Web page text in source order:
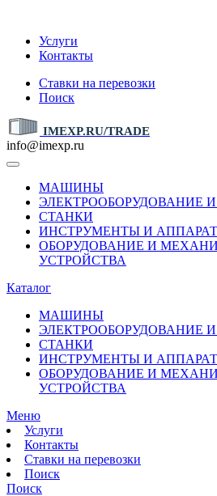
Услуги
Контакты
Ставки на перевозки
Поиск
IMEXP.RU/TRADE
info@imexp.ru
МАШИНЫ
ЭЛЕКТРООБОРУДОВАНИЕ
СТАНКИ
ИНСТРУМЕНТЫ И
ОБОРУДОВАНИЕ И
УСТРОЙСТВА
Каталог
МАШИНЫ
ЭЛЕКТРООБОРУДОВАНИЕ
СТАНКИ
ИНСТРУМЕНТЫ И
ОБОРУДОВАНИЕ И
УСТРОЙСТВА
Меню
Услуги
Контакты
Ставки на перевозки
Поиск
Поиск